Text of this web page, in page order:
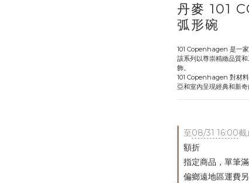
丹麥 101
弧形碗
101 Copenhagen 是一
該系列以尊崇精緻品質
飾。
101 Copenhagen 對材
亞和室內呈現經典和新奇
至08/31 16:00截
額折
指定商品，單筆
偏鄉遠地區運費